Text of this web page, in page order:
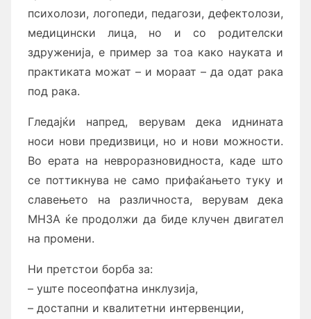
психолози, логопеди, педагози, дефектолози,
медицински лица, но и со родителски
здруженија, е пример за тоа како науката и
практиката можат – и мораат – да одат рака
под рака.
Гледајќи напред, верувам дека иднината
носи нови предизвици, но и нови можности.
Во ерата на невроразновидноста, каде што
се поттикнува не само прифаќањето туку и
славењето на различноста, верувам дека
МНЗА ќе продолжи да биде клучен двигател
на промени.
Ни претстои борба за:
– уште посеопфатна инклузија,
– достапни и квалитетни интервенции,